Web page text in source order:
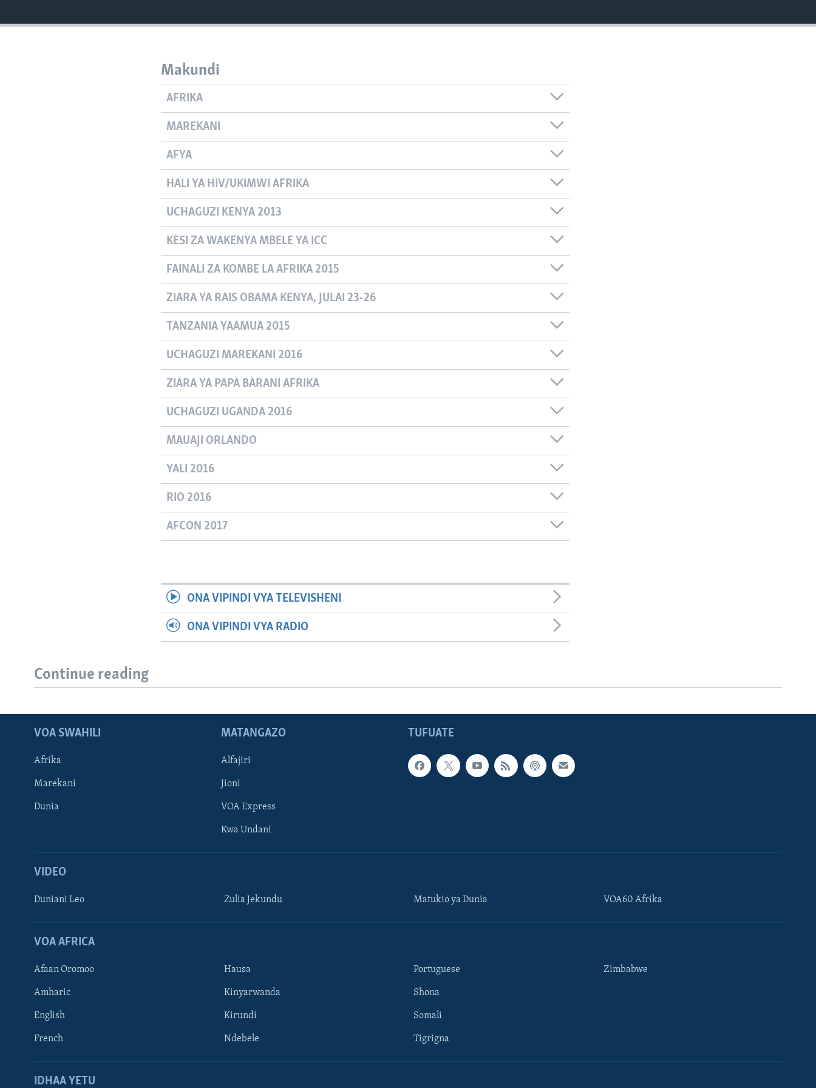
Makundi
AFRIKA
MAREKANI
AFYA
HALI YA HIV/UKIMWI AFRIKA
UCHAGUZI KENYA 2013
KESI ZA WAKENYA MBELE YA ICC
FAINALI ZA KOMBE LA AFRIKA 2015
ZIARA YA RAIS OBAMA KENYA, JULAI 23-26
TANZANIA YAAMUA 2015
UCHAGUZI MAREKANI 2016
ZIARA YA PAPA BARANI AFRIKA
UCHAGUZI UGANDA 2016
MAUAJI ORLANDO
YALI 2016
RIO 2016
AFCON 2017
ONA VIPINDI VYA TELEVISHENI
ONA VIPINDI VYA RADIO
Continue reading
TUFUATE
VOA SWAHILI
Afrika
Marekani
Dunia
MATANGAZO
Alfajiri
Jioni
VOA Express
Kwa Undani
VIDEO
Duniani Leo Zulia Jekundu Matukio ya Dunia VOA60 Afrika
VOA AFRICA
Afaan Oromoo
Amharic
English
French
Hausa
Kinyarwanda
Kirundi
Ndebele
Portuguese
Shona
Somali
Tigrigna
Zimbabwe
IDHAA YETU